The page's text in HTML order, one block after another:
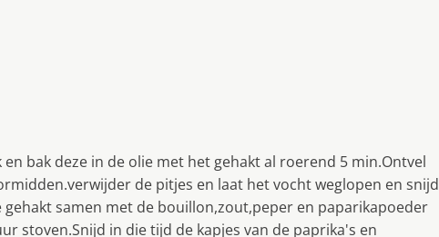
bak deze in de olie met het gehakt al roerend 5 min.Ontvel
de pitjes en laat het vocht weglopen en snijd
samen met de bouillon,zout,peper en paparikapoeder
stoven.Snijd in die tijd de kapjes van de paprika's en